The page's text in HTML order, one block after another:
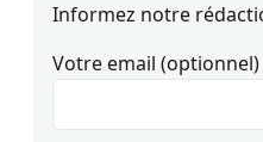
Informez notre
Votre email (optionnel)